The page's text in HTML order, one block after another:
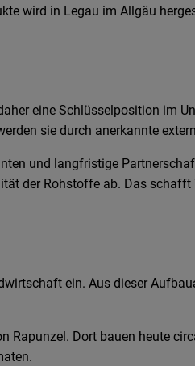
wird in Legau im Allgäu
eine Schlüsselposition im
sie durch anerkannte
und langfristige
der Rohstoffe ab. Das
ein. Aus dieser
Dort bauen heute